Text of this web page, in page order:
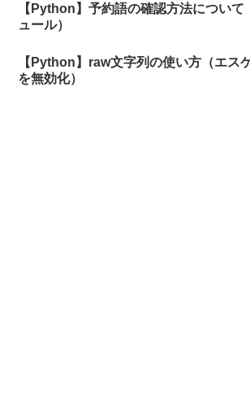
【Python】予約語の確認方法につい
ュール）
【Python】raw文字列の使い方（エス
を無効化）